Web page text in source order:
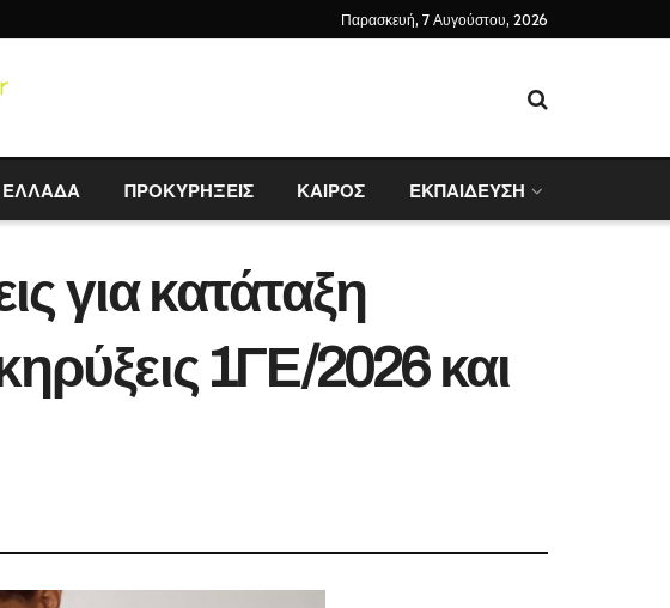
Παρασκευή, 7 Αυγούστου, 2026
ΕΛΛΑΔΑ ΠΡΟΚΥΡΗΞΕΙΣ ΚΑΙΡΟΣ ΕΚΠΑΙΔΕΥΣΗ
για κατάταξη
1ΓΕ/2026 και